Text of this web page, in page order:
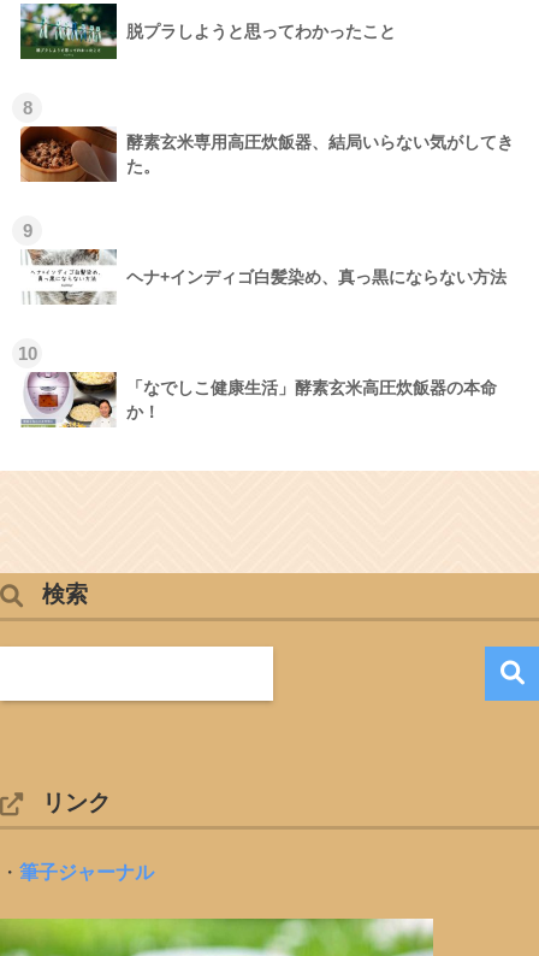
脱プラしようと思ってわかったこと
8
酵素玄米専用高圧炊飯器、結局いらない気がしてき
た。
9
ヘナ+インディゴ白髪染め、真っ黒にならない方法
10
「なでしこ健康生活」酵素玄米高圧炊飯器の本命
か！
検索
リンク
・ 筆子ジャーナル